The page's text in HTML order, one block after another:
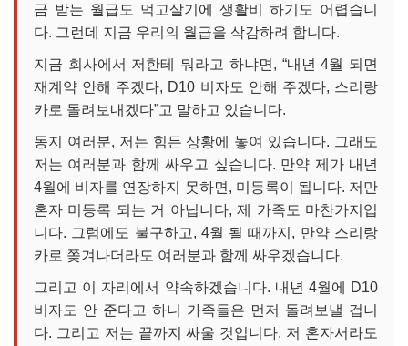
금 받는 월급도 먹고살기에 생활비 하기도 어렵습니
다. 그런데 지금 우리의 월급을 삭감하려 합니다.
지금 회사에서 저한테 뭐라고 하냐면, “내년 4월 되면
재계약 안해 주겠다, D10 비자도 안해 주겠다, 스리랑
카로 돌려보내겠다”고 말하고 있습니다.
동지 여러분, 저는 힘든 상황에 놓여 있습니다. 그래도
저는 여러분과 함께 싸우고 싶습니다. 만약 제가 내년
4월에 비자를 연장하지 못하면, 미등록이 됩니다. 저만
혼자 미등록 되는 거 아닙니다, 제 가족도 마찬가지입
니다. 그럼에도 불구하고, 4월 될 때까지, 만약 스리랑
카로 쫒겨나더라도 여러분과 함께 싸우겠습니다.
그리고 이 자리에서 약속하겠습니다. 내년 4월에 D10
비자도 안 준다고 하니 가족들은 먼저 돌려보낼 겁니
다. 그리고 저는 끝까지 싸울 것입니다. 저 혼자서라도